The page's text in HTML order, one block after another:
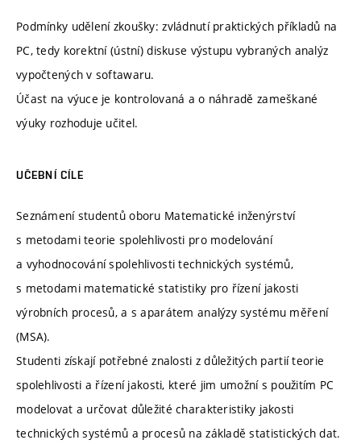
Podmínky udělení zkoušky: zvládnutí praktických příkladů na
PC, tedy korektní (ústní) diskuse výstupu vybraných analýz
vypočtených v softawaru.
Účast na výuce je kontrolovaná a o náhradě zameškané
výuky rozhoduje učitel.
UČEBNÍ CÍLE
Seznámení studentů oboru Matematické inženýrství
s metodami teorie spolehlivosti pro modelování
a vyhodnocování spolehlivosti technických systémů,
s metodami matematické statistiky pro řízení jakosti
výrobních procesů, a s aparátem analýzy systému měření
(MSA).
Studenti získají potřebné znalosti z důležitých partií teorie
spolehlivosti a řízení jakosti, které jim umožní s použitím PC
modelovat a určovat důležité charakteristiky jakosti
technických systémů a procesů na základě statistických dat.